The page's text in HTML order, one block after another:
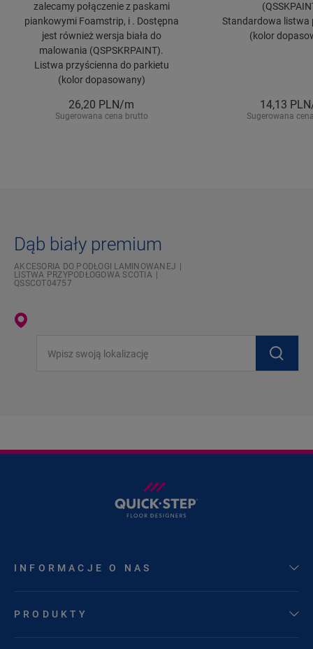
zalecamy połączenie z paskami
piankowymi Foamstrip, i . Dostępna
jest również wersja biała do
malowania (QSPSKRPAINT).
Listwa przyścienna do parkietu
(kolor dopasowany)
26,20 PLN/m
Sugerowana cena brutto
Standardowa listwa
(kolor
14,13
Sugerowana
Dąb biały premium
AKCESORIA DO PODŁOGI LAMINOWANEJ
LISTWA PRZYPODŁOGOWA SCOTIA
QSSCOT04757
INFORMACJE O NAS
PRODUKTY